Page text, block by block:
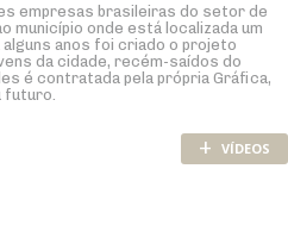
empresas brasileiras do setor de
município onde está localizada um
anos foi criado o projeto
da cidade, recém-saídos do
é contratada pela própria Gráfica,
futuro.
+ VÍDEOS